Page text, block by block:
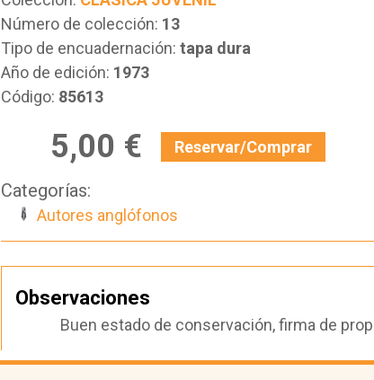
Número de colección: 13
Tipo de encuadernación: tapa dura
Año de edición: 1973
Código: 85613
5,00 € Reservar/Comprar
Categorías:
Autores anglófonos
Observaciones
Buen estado de conservación, firma de